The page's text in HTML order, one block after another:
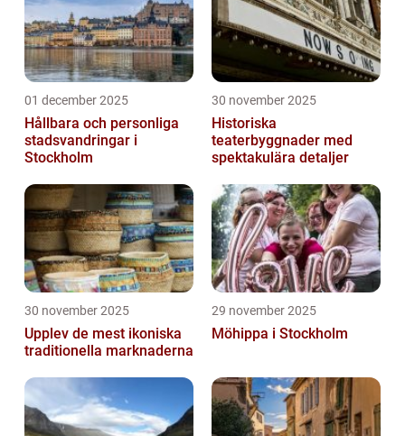
01 december 2025
Hållbara och personliga
stadsvandringar i
Stockholm
30 november 2025
Historiska
teaterbyggnader med
spektakulära detaljer
30 november 2025
Upplev de mest ikoniska
traditionella marknaderna
29 november 2025
Möhippa i Stockholm